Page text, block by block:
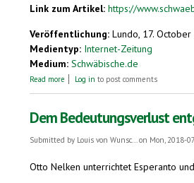
Link zum Artikel: https://
Veröffentlichung: Lundo, 17.
Medientyp: Internet-Zeitung
Medium: Schwäbische.de
Read more about Katalin Kováts erhält den
Log in to post comments
Dem Bedeutungsverlust
Submitted by Louis von Wunsc...on Mon, 2018-
Otto Nelken unterrichtet Esperanto